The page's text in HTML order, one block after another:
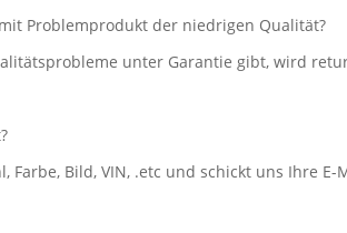
Problemprodukt der niedrigen Qualität?
unter Garantie gibt, wird
Farbe, Bild, VIN, .etc und schickt uns Ihre E-